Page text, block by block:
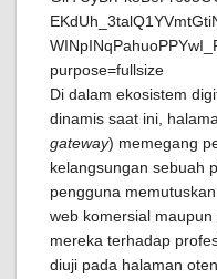
Di dalam ekosistem
dinamis saat ini,
gateway) memegang
kelangsungan sebuah
pengguna
web komersial
mereka terhadap
diuji pada halaman